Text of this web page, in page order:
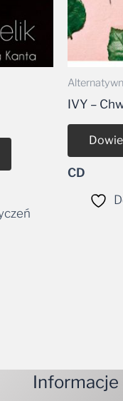
IVY –
CD
Informacje